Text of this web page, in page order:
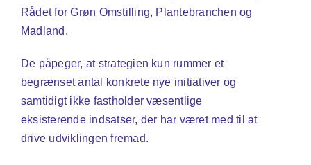
Rådet for Grøn Omstilling, Plantebranchen og
Madland.
De påpeger, at strategien kun rummer et
begrænset antal konkrete nye initiativer og
samtidigt ikke fastholder væsentlige
eksisterende indsatser, der har været med til at
drive udviklingen fremad.